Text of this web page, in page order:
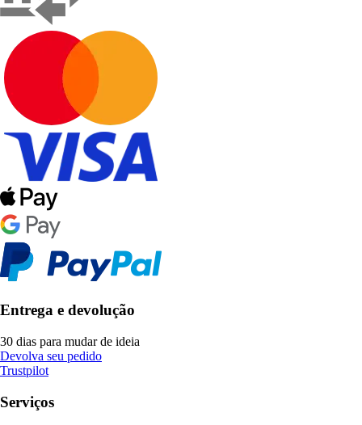
Entrega e devolução
30 dias para mudar de ideia
Devolva seu pedido
Trustpilot
Serviços